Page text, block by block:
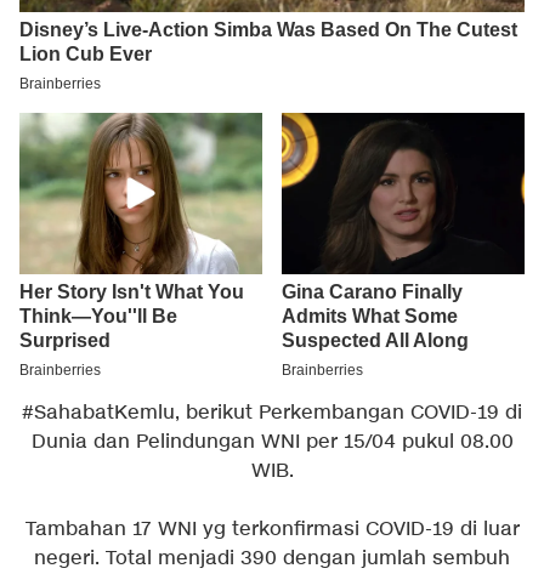
#SahabatKemlu, berikut Perkembangan COVID-19 di
Dunia dan Pelindungan WNI per 15/04 pukul 08.00
WIB.
Tambahan 17 WNI yg terkonfirmasi COVID-19 di luar
negeri. Total menjadi 390 dengan jumlah sembuh